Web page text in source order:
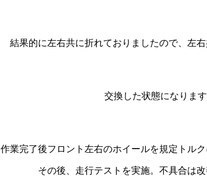
結果的に左右共に折れておりましたので、左右
交換した状態になります
作業完了後フロント左右のホイールを規定トルク
その後、走行テストを実施。不具合は改